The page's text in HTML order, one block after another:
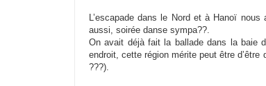
L’escapade dans le Nord et à Hanoï
aussi, soirée danse sympa??.
On avait déjà fait la ballade dans la baie
endroit, cette région mérite peut être
???).